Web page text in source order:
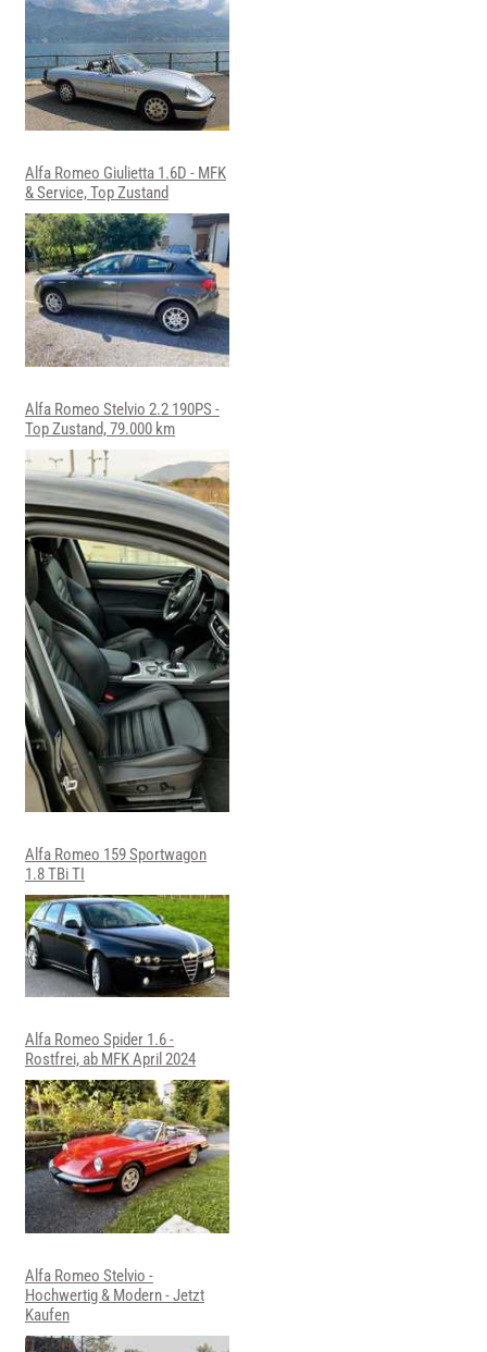
Alfa Romeo Giulietta 1.6D - MFK
& Service, Top Zustand
Alfa Romeo Stelvio 2.2 190PS -
Top Zustand, 79.000 km
Alfa Romeo 159 Sportwagon
1.8 TBi TI
Alfa Romeo Spider 1.6 -
Rostfrei, ab MFK April 2024
Alfa Romeo Stelvio -
Hochwertig & Modern - Jetzt
Kaufen